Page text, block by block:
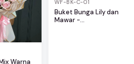
Warna
WF-BK-C-01
Buket Bunga Lily dan
Mawar -...